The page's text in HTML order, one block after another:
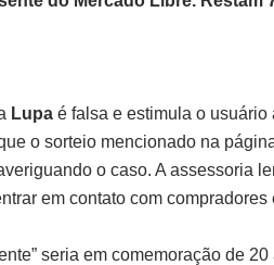
Lupa é falsa e estimula o usuário
o sorteio mencionado na
o caso. A assessoria
em contato com compradores
seria em comemoração de